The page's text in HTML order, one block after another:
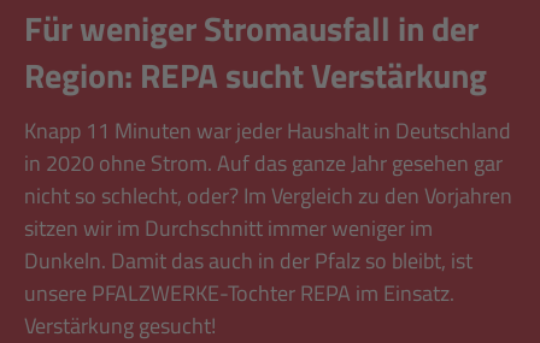
Für weniger Stromausfall in der
Region: REPA sucht Verstärkung
Knapp 11 Minuten war jeder Haushalt in Deutschland
in 2020 ohne Strom. Auf das ganze Jahr gesehen gar
nicht so schlecht, oder? Im Vergleich zu den Vorjahren
sitzen wir im Durchschnitt immer weniger im
Dunkeln. Damit das auch in der Pfalz so bleibt, ist
unsere PFALZWERKE-Tochter REPA im Einsatz.
Verstärkung gesucht!